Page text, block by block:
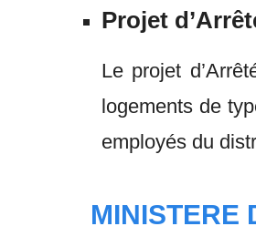
Projet
Le projet
logements de
employés du
MINISTERE